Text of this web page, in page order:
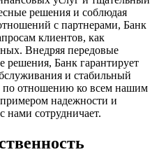
решения и соблюдая
с партнерами, Банк
клиентов, как
Внедряя передовые
Банк гарантирует
и стабильный
отношению ко всем нашим
надежности и
нами сотрудничает.